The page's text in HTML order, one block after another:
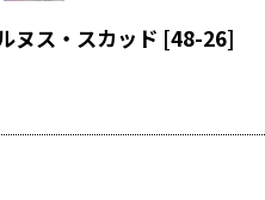
ヌス・スカッド [48-26]